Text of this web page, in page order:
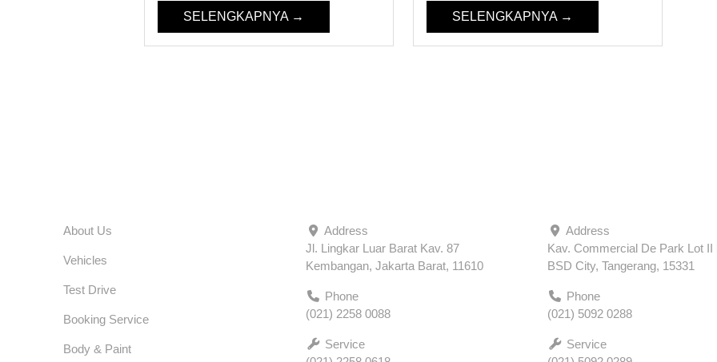
SELENGKAPNYA → SELENGKAPNYA →
About Us
Vehicles
Test Drive
Booking Service
Body & Paint
Address
Jl. Lingkar Luar Barat Kav. 87
Kembangan, Jakarta Barat, 11610
Phone
(021) 2258 0088
Service
Address
Kav. Commercial De Park Lot II
BSD City, Tangerang, 15331
Phone
(021) 5092 0288
Service